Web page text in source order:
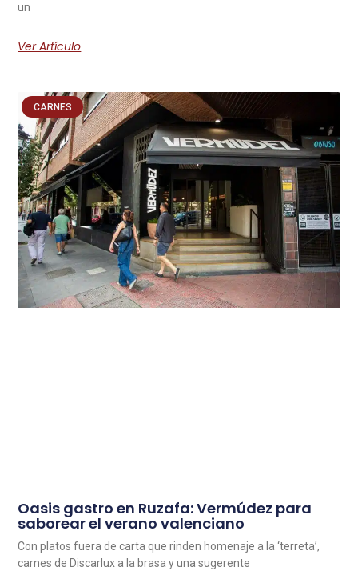
un
Ver Artículo
CARNES
Oasis gastro en Ruzafa: Vermúdez para
saborear el verano valenciano
Con platos fuera de carta que rinden homenaje a la ‘terreta’,
carnes de Discarlux a la brasa y una sugerente